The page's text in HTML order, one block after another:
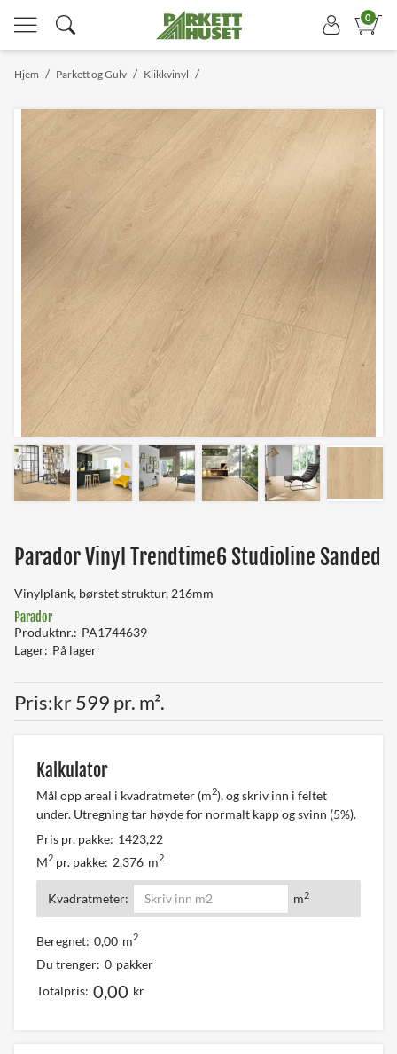
0
/
Hjem /
Parkett og Gulv /
Klikkvinyl
Parador Vinyl Trendtime6 Studioline Sanded
Vinylplank, børstet struktur, 216mm
Parador
Produktnr. PA1744639
Lager På lager
Pris kr 599 pr. m².
Kalkulator
Mål opp areal i kvadratmeter (m2), og skriv inn i feltet
under. Utregning tar høyde for normalt kapp og svinn (5%).
Pris pr. pakke: 1423,22
M2 pr. pakke: 2,376 m2
Kvadratmeter: m2
Beregnet: 0,00 m2
Du trenger: 0 pakker
Totalpris: 0,00 kr